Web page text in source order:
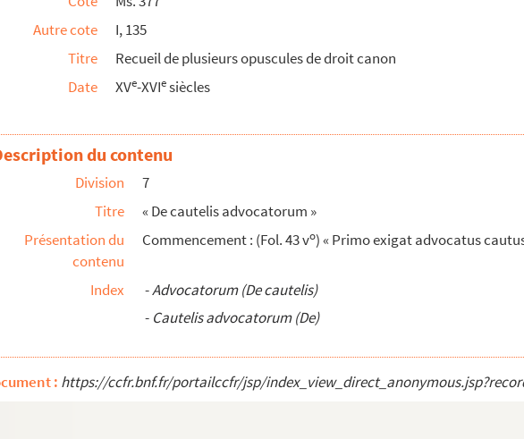
par le pape Innocent IV dans son
denegari restitucio comodati »
Diaconi »
cardinalem de Prato »
lignes
prosequuntur »
Corcerii, licenciatum in legibus, officialem Tholose ...
n'avons que les deux derniers livres (II...
compilata a fratre Johanne Lectore, ordinis P...
compilata a fratre Johanne Lectore, ordinis P...
Autre cote
I, 135
Titre
Recueil de plusieurs opuscules de droit canon
Date
XVe-XVIesiècles
du contenu
Division
7
Titre
« De cautelis advocatorum »
Présentation du
contenu
Commencement : (Fol. 43 vo) « Primo exigat advocatus
Index -Advocatorum (De cautelis)
- Cautelis advocatorum (De)
: https://ccfr.bnf.fr/portailccfr/jsp/